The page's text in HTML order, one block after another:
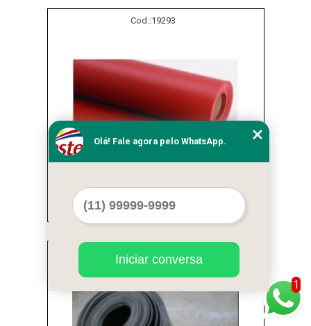
Cod.:19293
lençóis de borracha nitrílica Limão
Cod.:
1
Olá! Fale agora pelo WhatsApp.
Iniciar conversa